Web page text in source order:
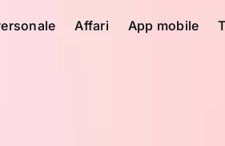
Affari App mobile